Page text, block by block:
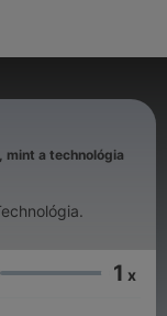
mint a technológia
Hangerő 1 x